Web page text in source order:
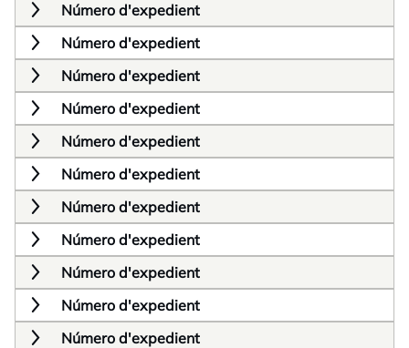
Número d'expedient
Número d'expedient
Número d'expedient
Número d'expedient
Número d'expedient
Número d'expedient
Número d'expedient
Número d'expedient
Número d'expedient
Número d'expedient
Número d'expedient